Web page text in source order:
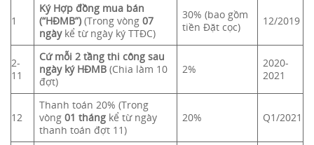
1
Ký Hợp đồng mua bán
(“HĐMB”) (Trong vòng07
ngàykể từ ngày ký TTĐC)
30% (bao gồm
tiền Đặt cọc)
12/2019
2-
11
Cứ mỗi 2 tầng thi công sau
ngày ký HĐMB (Chia làm 10
đợt)
2%
2020-
2021
12
Thanh toán 20%(Trong
vòng01 tháng kể từ ngày
thanh toán đợt 11)
20% Q1/2021